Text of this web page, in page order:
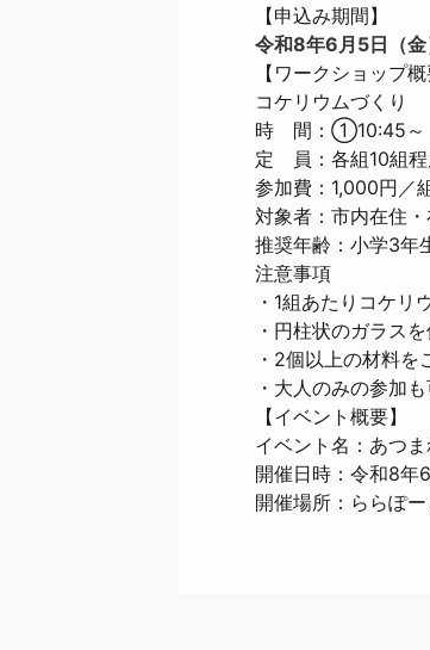
令和8年6月5日（
【ワークショップ概
コケリウムづくり
時　間：①10:45
定　員：各組10組
参加費：1,000円／
対象者：市内在住
推奨年齢：小学3年
注意事項
・1組あたりコケリ
・円柱状のガラス
・2個以上の材料
・大人のみの参加も
【イベント概要】
イベント名：あつ
開催日時：令和8年
開催場所：ららぽ